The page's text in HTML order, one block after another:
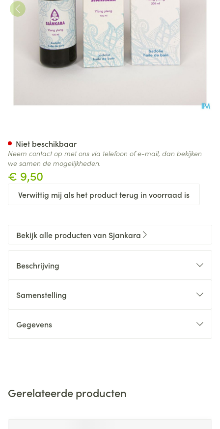
€ 9,50
Verwittig mij als het product terug in voorraad is
Niet beschikbaar
Neem contact op met ons via telefoon of e-mail, dan bekijken
we samen de mogelijkheden.
Bekijk alle producten van Sjankara
Beschrijving
Samenstelling
Gegevens
Gerelateerde producten